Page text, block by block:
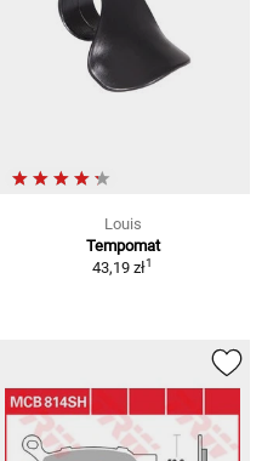
Louis
Tempomat
43,19 zł1